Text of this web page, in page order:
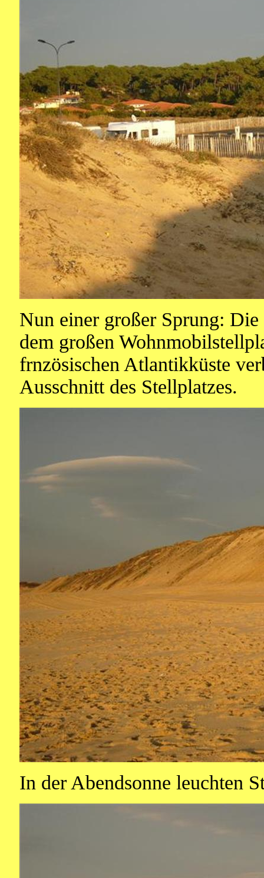
Nun einer großer Sprung:
dem großen
frnzösischen Atlantikküste
Ausschnitt des Stellplatzes.
In der Abendsonne leuchten